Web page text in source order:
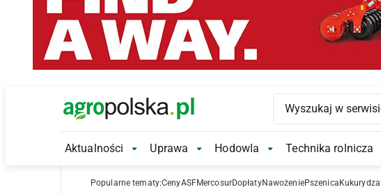
Main Logo
Aktualności Aktualności Submenu
Uprawa Uprawa Submenu
Hodowla Hodowla Submenu
Technika rolnicza
Popularne tematy:CenyASFMercosurDopłatyNawożeniePszenica Kukurydza